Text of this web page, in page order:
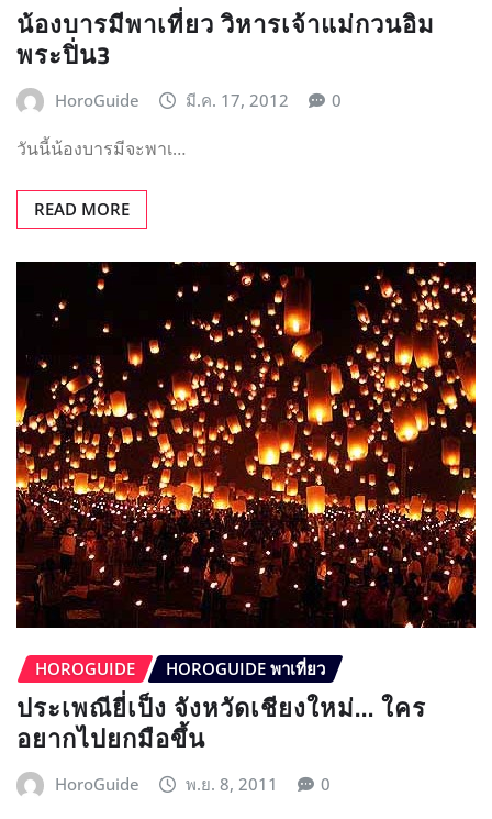
น้องบารมีพาเที่ยว วิหารเจ้าแม่กวนอิม
พระปิ่น3
HoroGuide มี.ค. 17, 2012 0
วันนี้น้องบารมีจะพาเ…
READ MORE
HOROGUIDE HOROGUIDE พาเที่ยว
ประเพณียี่เป็ง จังหวัดเชียงใหม่… ใคร
อยากไปยกมือขึ้น
HoroGuide พ.ย. 8, 2011 0